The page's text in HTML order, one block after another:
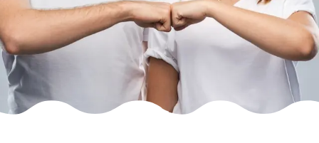
Verhuizen: € 4,49
Verlengen: € 6,69
.
Registratie: € 17,49